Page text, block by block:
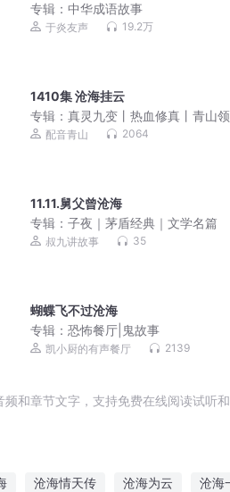
专辑：中华成语故事
于炎友声 19.2万
1410集 沧海挂云
专辑：真灵九变丨热血修真丨青山
多人有声剧
配音青山 2064
11.11.舅父曾沧海
专辑：子夜｜茅盾经典｜文学名篇
叔九讲故事 35
蝴蝶飞不过沧海
专辑：恐怖餐厅|鬼故事
凯小厨的有声餐厅 2139
和章节文字，支持免费在线阅读试听和
沧海情天传 沧海为云 沧海